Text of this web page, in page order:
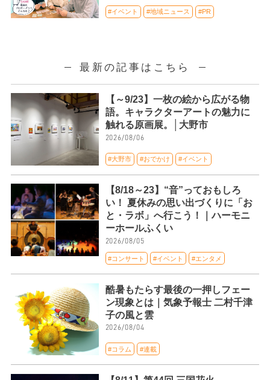
#イベント #地域ニュース #PR
最新の記事はこちら
【～9/23】一枚の絵から広がる物
語。キャラクターアートの魅力に
触れる原画展。│大野市
2026/08/06
#大野市 #おでかけ #イベント
【8/18～23】“音”っておもしろ
い！ 夏休みの思い出づくりに「お
と・ラボ」へ行こう！｜ハーモニ
ーホールふくい
2026/08/05
#コンサート #イベント #エンタメ
酷暑もたらす最後の一押しフェー
ン現象とは｜気象予報士 二村千津
子の風と雲
2026/08/04
#コラム #連載